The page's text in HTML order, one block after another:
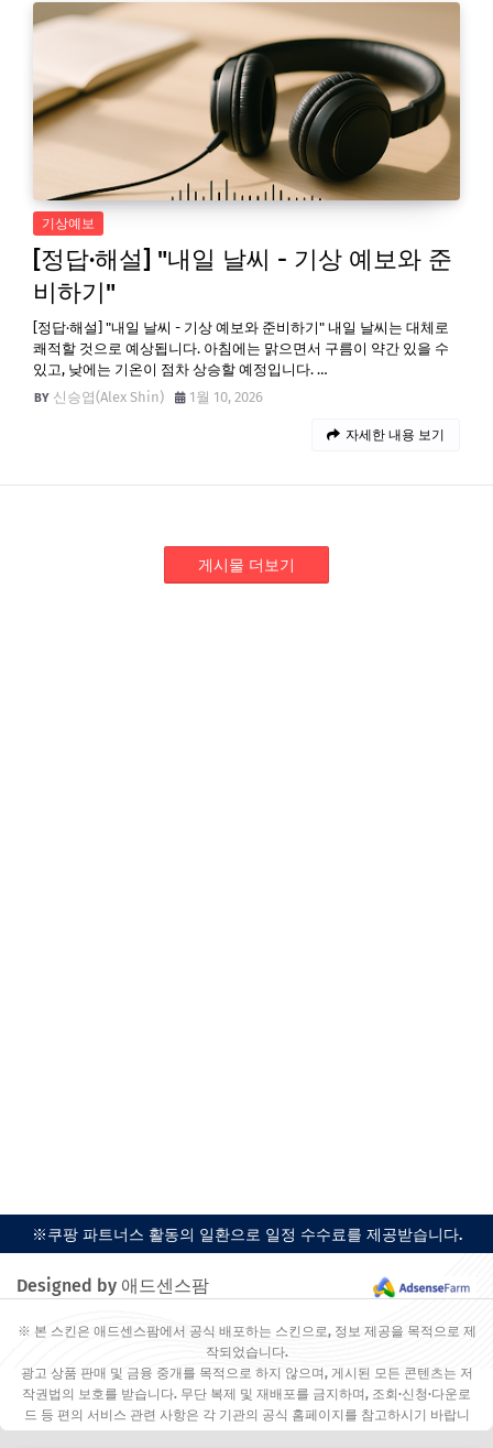
기상예보
[정답·해설] "내일 날씨 - 기상 예보와 준
비하기"
[정답·해설] "내일 날씨 - 기상 예보와 준비하기" 내일 날씨는 대체로
쾌적할 것으로 예상됩니다. 아침에는 맑으면서 구름이 약간 있을 수
있고, 낮에는 기온이 점차 상승할 예정입니다. …
신승엽(Alex Shin)
1월 10, 2026
자세한 내용 보기
게시물 더보기
※쿠팡 파트너스 활동의 일환으로 일정 수수료를 제공받습니다.
Designed by 애드센스팜
※ 본 스킨은 애드센스팜에서 공식 배포하는 스킨으로, 정보 제공을 목적으로 제
작되었습니다.
광고 상품 판매 및 금융 중개를 목적으로 하지 않으며, 게시된 모든 콘텐츠는 저
작권법의 보호를 받습니다. 무단 복제 및 재배포를 금지하며, 조회·신청·다운로
드 등 편의 서비스 관련 사항은 각 기관의 공식 홈페이지를 참고하시기 바랍니